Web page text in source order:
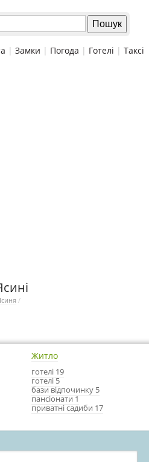
| Замки | Погода | Готелі | Таксі
/
Житло
готелі 19
готелі 5
бази відпочинку 5
пансіонати 1
приватні садиби 17